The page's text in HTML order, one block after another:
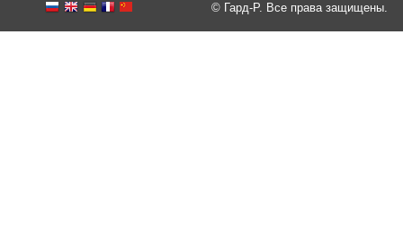
© Гард-Р. Все права защищены.